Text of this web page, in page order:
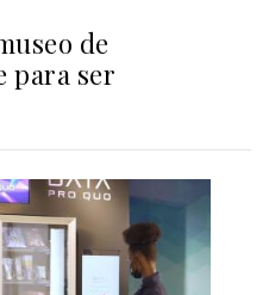
de
para ser